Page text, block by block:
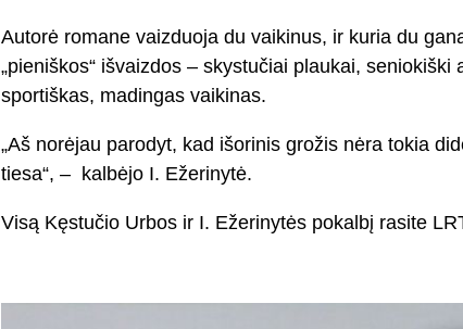
Autorė romane vaizduoja du vaikinus, ir kuria du
„pieniškos“ išvaizdos – skystučiai plaukai,
sportiškas, madingas vaikinas.
„Aš norėjau parodyt, kad išorinis grožis nėra tokia
tiesa“, – kalbėjo I. Ežerinytė.
Visą Kęstučio Urbos ir I. Ežerinytės pokalbį rasite